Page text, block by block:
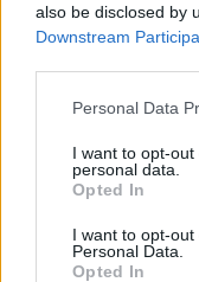
also be disclosed by
Downstream
Personal Data
I want to opt-
personal data.
Opted In
I want to opt-
Personal Data.
Opted In
A